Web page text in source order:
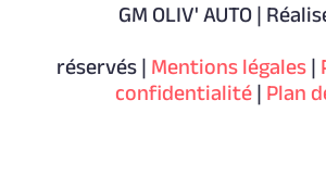
GM OLIV' AUTO |
réservés | Mentions légales|
confidentialité| Plan